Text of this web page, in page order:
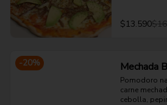
$13.590
-20% Mechada
Pomodoro
carne
cebolla,